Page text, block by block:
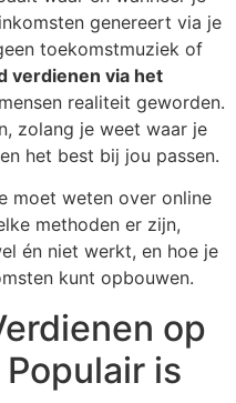
genereert via je
toekomstmuziek of
verdienen via het
realiteit geworden.
zolang je weet waar je
het best bij jou passen.
moet weten over online
methoden er zijn,
én niet werkt, en hoe je
kunt opbouwen.
op
is